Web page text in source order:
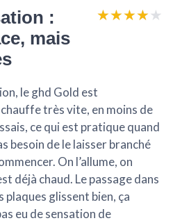
:
mais
★★★★★
★★★★★
le ghd Gold est
très vite, en moins de
ce qui est pratique quand
besoin de le laisser branché
On l’allume, on
déjà chaud. Le passage dans
plaques glissent bien, ça
eu de sensation de